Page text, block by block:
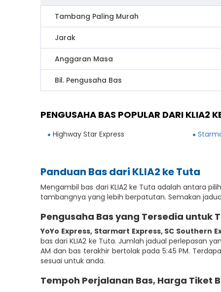
Tambang Paling Murah
Jarak
Anggaran Masa
Bil. Pengusaha Bas
PENGUSAHA BAS POPULAR DARI KLIA2
Highway Star Express
Panduan Bas dari KLIA2 ke Tuta
Mengambil bas dari KLIA2 ke Tuta adalah antara
tambangnya yang lebih berpatutan. Semakan
Pengusaha Bas yang Tersedia untuk
YoYo Express, Starmart Express, SC Southern
bas dari KLIA2 ke Tuta. Jumlah jadual perlepasan
AM dan bas terakhir bertolak pada 5:45 PM.
sesuai untuk anda.
Tempoh Perjalanan Bas, Harga Tiket